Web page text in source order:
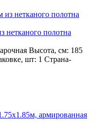
нетканого полотна
арочная Высота, см: 185
шт: 1 Страна-